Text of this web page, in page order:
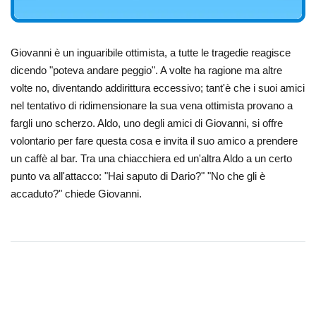
Giovanni è un inguaribile ottimista, a tutte le tragedie reagisce
dicendo "poteva andare peggio". A volte ha ragione ma altre
volte no, diventando addirittura eccessivo; tant'è che i suoi amici
nel tentativo di ridimensionare la sua vena ottimista provano a
fargli uno scherzo. Aldo, uno degli amici di Giovanni, si offre
volontario per fare questa cosa e invita il suo amico a prendere
un caffè al bar. Tra una chiacchiera ed un'altra Aldo a un certo
punto va all'attacco: "Hai saputo di Dario?" "No che gli è
accaduto?" chiede Giovanni.